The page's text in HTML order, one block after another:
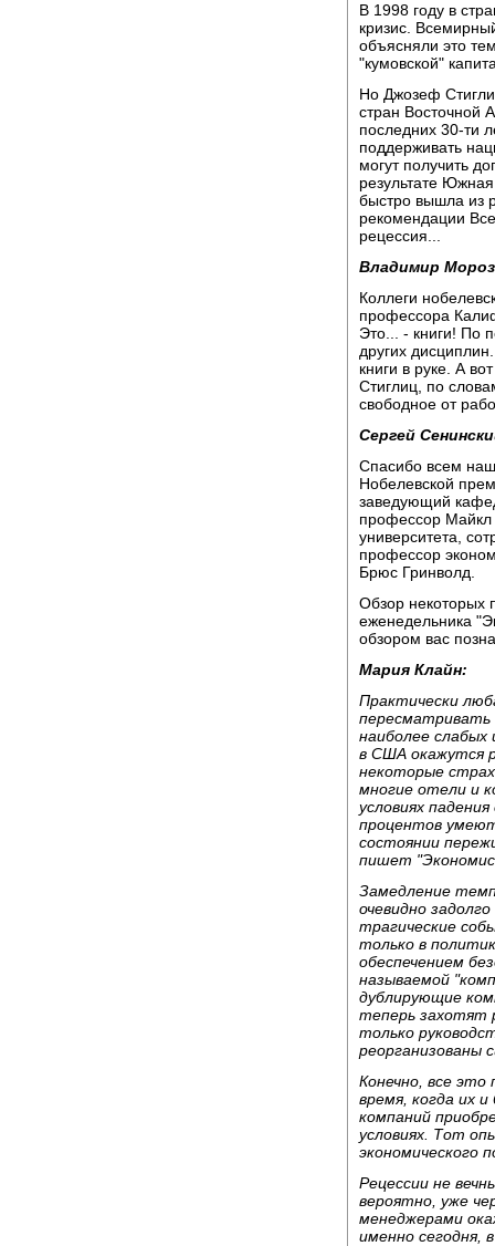
В 1998 году в
кризис.
объясняли это
"кумовской"
Но Джозеф
стран Восточной
последних 30-ти
поддерживать
могут получить
результате
быстро вышла из
рекомендации
рецессия...
Владимир
Коллеги
профессора
Это... - книги! По
других
книги в руке. А
Стиглиц, по
свободное от
Сергей
Спасибо всем
Нобелевской
заведующий
профессор Майкл
университета,
профессор
Брюс Гринволд.
Обзор некоторых
еженедельника
обзором вас
Мария Клайн:
Практически
пересматривать
наиболее слабых
в США окажутся
некоторые
многие отели и
условиях
процентов
состоянии
пишет
Замедление
очевидно
трагические
только в
обеспечением
называемой
дублирующие
теперь захотят
только
реорганизованы
Конечно, все
время, когда их
компаний
условиях. Тот
экономического
Рецессии не
вероятно, уже
менеджерами
именно сегодня,